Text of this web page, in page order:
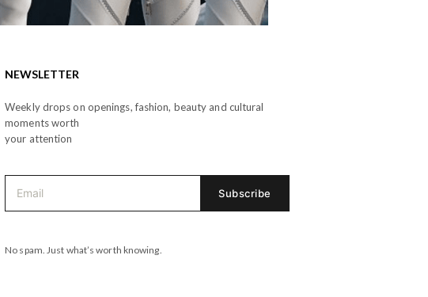
NEWSLETTER
Weekly drops on openings, fashion, beauty and cultural
moments worth
your attention
No spam. Just what’s worth knowing.